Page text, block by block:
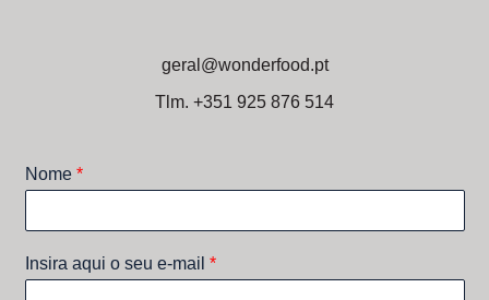
geral@wonderfood.pt
Tlm. +351 925 876 514
Nome *
Insira aqui o seu e-mail *